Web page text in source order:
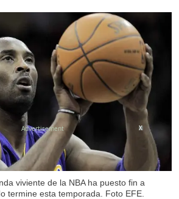
viviente de la NBA ha puesto fin a
termine esta temporada. Foto EFE.
X